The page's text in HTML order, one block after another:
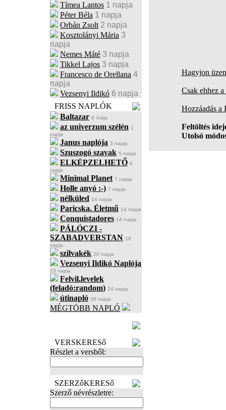
Tímea Lantos 1 napja
Péter Béla 1 napja
Orbán Zsolt 2 napja
Kosztolányi Mária 3
napja
Nemes Máté 3 napja
Tikkel Lajos 3 napja
Francesco de Orellana 4
napja
Vezsenyi Ildikó 6 napja
FRISS NAPLÓK
Baltazar 8 órája
az univerzum szélén 1
napja
Janus naplója 3 napja
Szuszogó szavak 5 napja
ELKÉPZELHETŐ 6
napja
Minimal Planet 7 napja
Holle anyó :-) 7 napja
nélküled 14 napja
Paricska. Életmű 14 napja
Conquistadores 14 napja
PÁLÓCZI -
SZABADVERSTAN 16
napja
szilvakék 20 napja
Vezsenyi Ildikó Naplója
23 napja
Felvil.levelek
(feladó:random) 24 napja
útinapló 28 napja
MÉGTÖBB NAPLÓ
VERSKERESő
Részlet a versből:
SZERZőKERESő
Szerző névrészletre:
Hagyjon
Csak ehhez
Hozzáadás
Feltöltés
Utolsó